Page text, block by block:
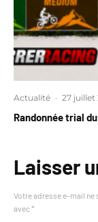
Actualité · 27 juillet
Randonnée trial
Laisser
Votre adresse e-mail ne
avec *